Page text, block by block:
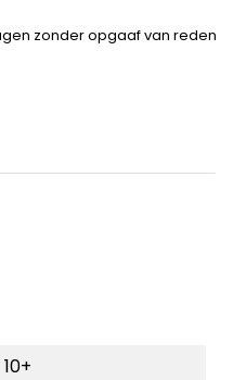
zonder opgaaf van reden
10+